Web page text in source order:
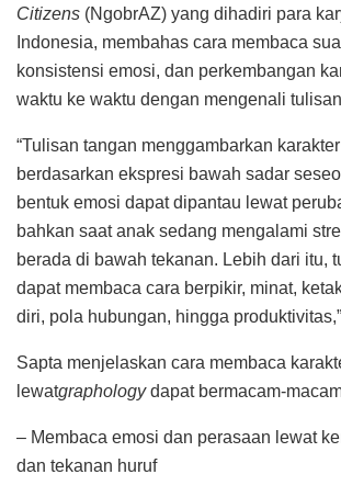
Citizens (NgobrAZ) yang dihadiri para
Indonesia, membahas cara membaca
konsistensi emosi, dan perkembangan
waktu ke waktu dengan mengenali
“Tulisan tangan menggambarkan
berdasarkan ekspresi bawah sadar
bentuk emosi dapat dipantau lewat
bahkan saat anak sedang mengalami
berada di bawah tekanan. Lebih dari itu,
dapat membaca cara berpikir, minat,
diri, pola hubungan, hingga
Sapta menjelaskan cara membaca
lewatgraphologydapat bermacam-
– Membaca emosi dan perasaan lewat
dan tekanan huruf